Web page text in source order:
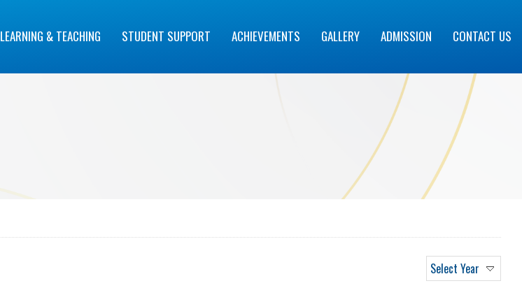
LEARNING & TEACHING STUDENT SUPPORT ACHIEVEMENTS GALLERY ADMISSION CONTACT US
Select Year